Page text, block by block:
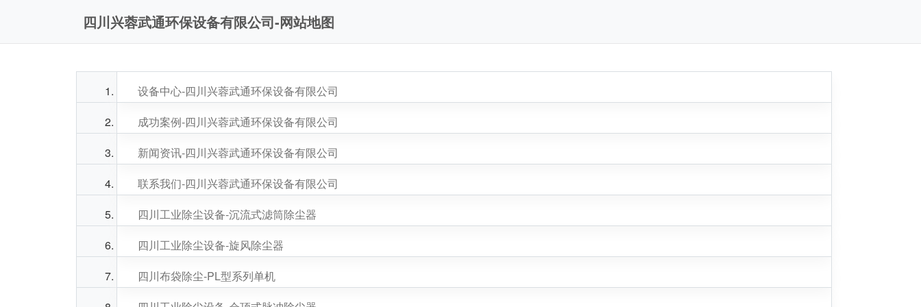
四川兴蓉武通环保设备有限公司-网站地图
设备中心-四川兴蓉武通环保设备有限公司
成功案例-四川兴蓉武通环保设备有限公司
新闻资讯-四川兴蓉武通环保设备有限公司
联系我们-四川兴蓉武通环保设备有限公司
四川工业除尘设备-沉流式滤筒除尘器
四川工业除尘设备-旋风除尘器
四川布袋除尘-PL型系列单机